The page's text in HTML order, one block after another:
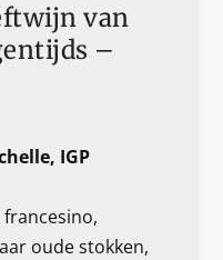
van
–
IGP
oude stokken,